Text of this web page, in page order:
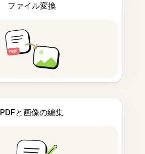
ファイル変換
PDFと画像の編集